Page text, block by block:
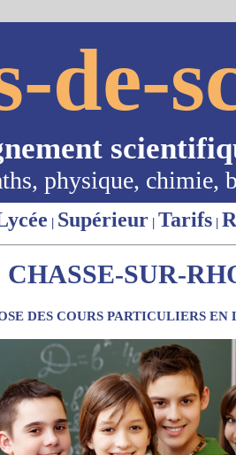
de-
physique, chimie,
| Supérieur | Tarifs |
SUR-
DES COURS PARTICULIERS EN